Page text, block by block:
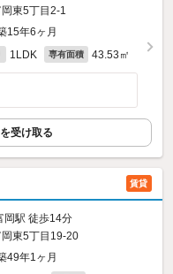
東5丁目2-1
15年6ヶ月
1LDK 専有面積 43.53㎡
受け取る
賃貸
岡駅 徒歩14分
東5丁目19-20
49年1ヶ月